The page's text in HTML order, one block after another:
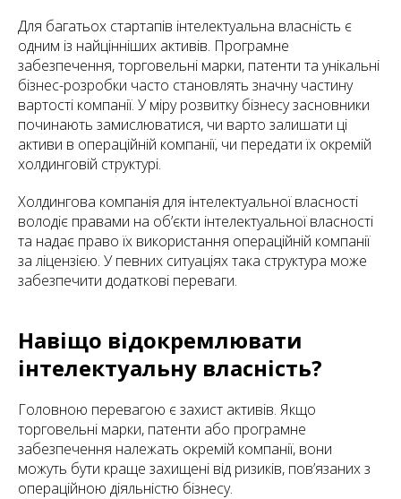
Для багатьох стартапів інтелектуальна власність є
одним із найцінніших активів. Програмне
забезпечення, торговельні марки, патенти та унікальні
бізнес-розробки часто становлять значну частину
вартості компанії. У міру розвитку бізнесу засновники
починають замислюватися, чи варто залишати ці
активи в операційній компанії, чи передати їх окремій
холдинговій структурі.
Холдингова компанія для інтелектуальної власності
володіє правами на об’єкти інтелектуальної власності
та надає право їх використання операційній компанії
за ліцензією. У певних ситуаціях така структура може
забезпечити додаткові переваги.
Навіщо відокремлювати
інтелектуальну власність?
Головною перевагою є захист активів. Якщо
торговельні марки, патенти або програмне
забезпечення належать окремій компанії, вони
можуть бути краще захищені від ризиків, пов’язаних з
операційною діяльністю бізнесу.